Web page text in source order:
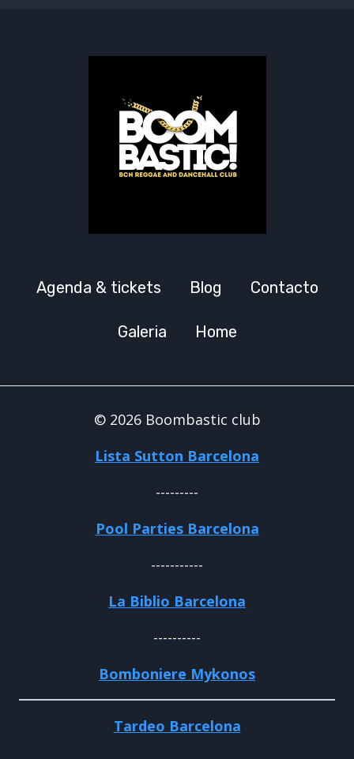
Agenda & tickets Blog Contacto
Galeria Home
© 2026 Boombastic club
Lista Sutton Barcelona
---------
Pool Parties Barcelona
-----------
La Biblio Barcelona
----------
Bomboniere Mykonos
Tardeo Barcelona